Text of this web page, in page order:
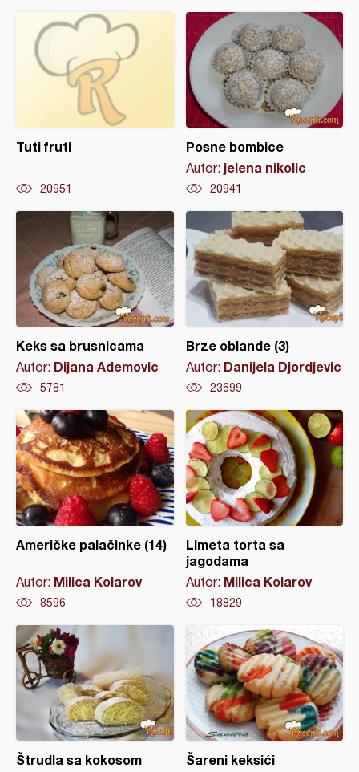
Tuti fruti
20951
Posne bombice
Autor: jelena nikolic
20941
Keks sa brusnicama
Autor: Dijana Ademovic
5781
Brze oblande (3)
Autor: Danijela Djordjevic
23699
Američke palačinke (14)
Autor: Milica Kolarov
8596
Limeta torta sa
jagodama
Autor: Milica Kolarov
18829
Štrudla sa kokosom Šareni keksići